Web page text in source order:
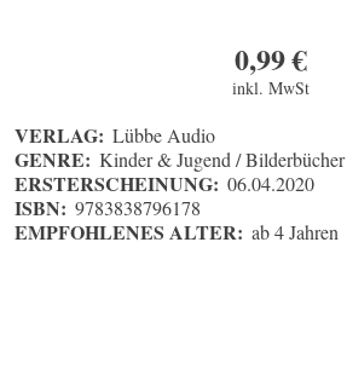
0,99€
inkl. MwSt
VERLAG: Lübbe Audio
GENRE: Kinder & Jugend / Bilderbücher
ERSTERSCHEINUNG: 06.04.2020
ISBN: 9783838796178
EMPFOHLENES ALTER: ab 4 Jahren